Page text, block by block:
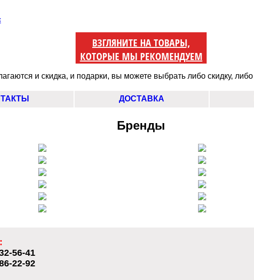
ВЗГЛЯНИТЕ НА ТОВАРЫ,
КОТОРЫЕ МЫ РЕКОМЕНДУЕМ
и скидка, и подарки, вы можете выбрать либо скидку,
ДОСТАВКА
Бренды
56-41
22-92